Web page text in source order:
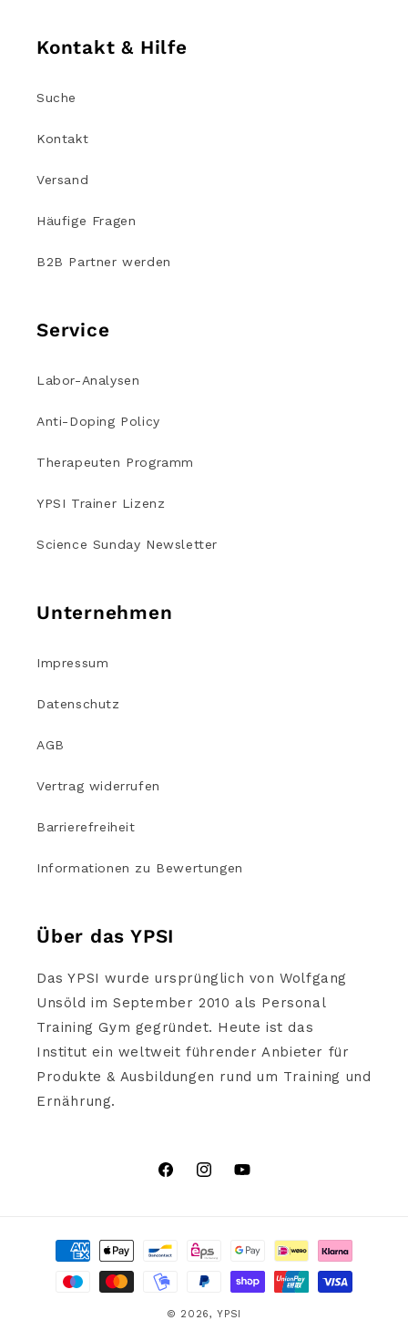
Kontakt & Hilfe
Suche
Kontakt
Versand
Häufige Fragen
B2B Partner werden
Service
Labor-Analysen
Anti-Doping Policy
Therapeuten Programm
YPSI Trainer Lizenz
Science Sunday Newsletter
Unternehmen
Impressum
Datenschutz
AGB
Vertrag widerrufen
Barrierefreiheit
Informationen zu Bewertungen
Über das YPSI
Das YPSI wurde ursprünglich von Wolfgang
Unsöld im September 2010 als Personal
Training Gym gegründet. Heute ist das
Institut ein weltweit führender Anbieter für
Produkte & Ausbildungen rund um Training und
Ernährung.
FacebookInstagramYouTube
Zahlungsmethoden
© 2026,YPSI